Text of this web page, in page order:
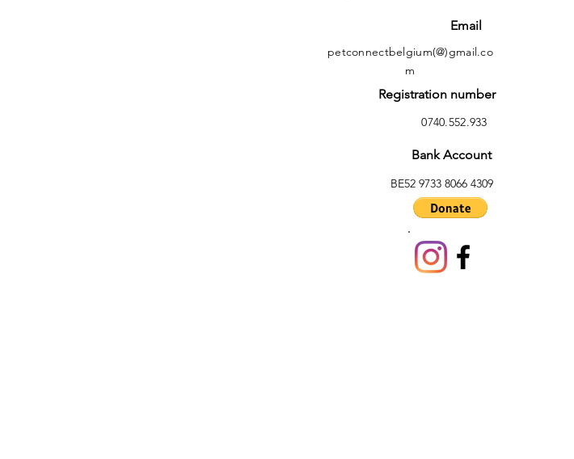
Email
petconnectbelgium(@)gmail.co
m
Registration number
0740.552.933
Bank Account
BE52 9733 8066 4309